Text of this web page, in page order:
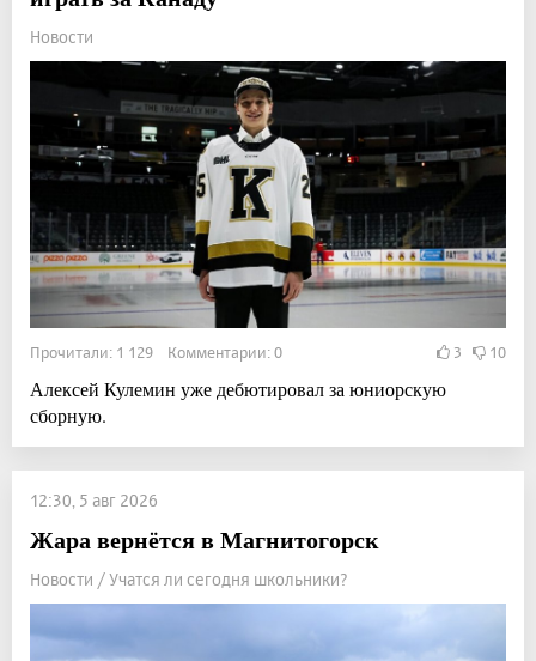
Новости
Прочитали: 1 129 Комментарии: 0 3 10
Алексей Кулемин уже дебютировал за юниорскую
сборную.
12:30, 5 авг 2026
Жара вернётся в Магнитогорск
Новости / Учатся ли сегодня школьники?